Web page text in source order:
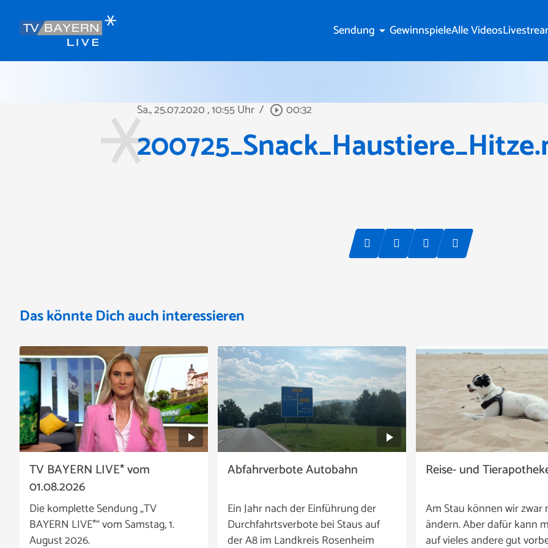
Sendung arrow_drop_down GewinnspieleAlle Videos
Sa., 25.07.2020, 10:55 Uhr / play_circle_outline 00:32
Das könnte Dich auch interessieren
TV BAYERN LIVE* vom
01.08.2026
Die komplette Sendung „TV
BAYERN LIVE*“ vom Samstag, 1.
August 2026.
Abfahrverbote Autobahn
Ein Jahr nach der Einführung der
Durchfahrtsverbote bei Staus auf
der A8 im Landkreis Rosenheim
Reise- und
Am Stau können wir zwar
ändern. Aber dafür kann
auf vieles andere gut